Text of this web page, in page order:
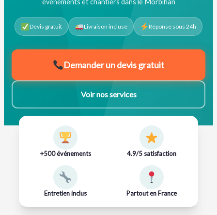
événements et chantiers dans le Morbihan
Devis gratuit Livraison incluse Réponse sous 24h
Demander un devis gratuit
Voir nos services
+500 événements 4.9/5 satisfaction
Entretien inclus Partout en France